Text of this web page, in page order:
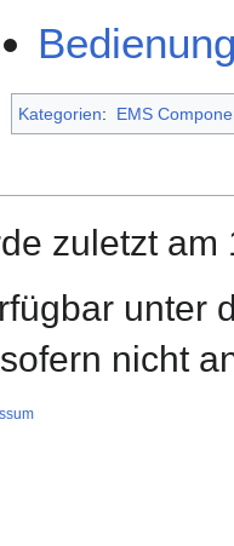
Kategorien: EMS
zuletzt
unter
nicht